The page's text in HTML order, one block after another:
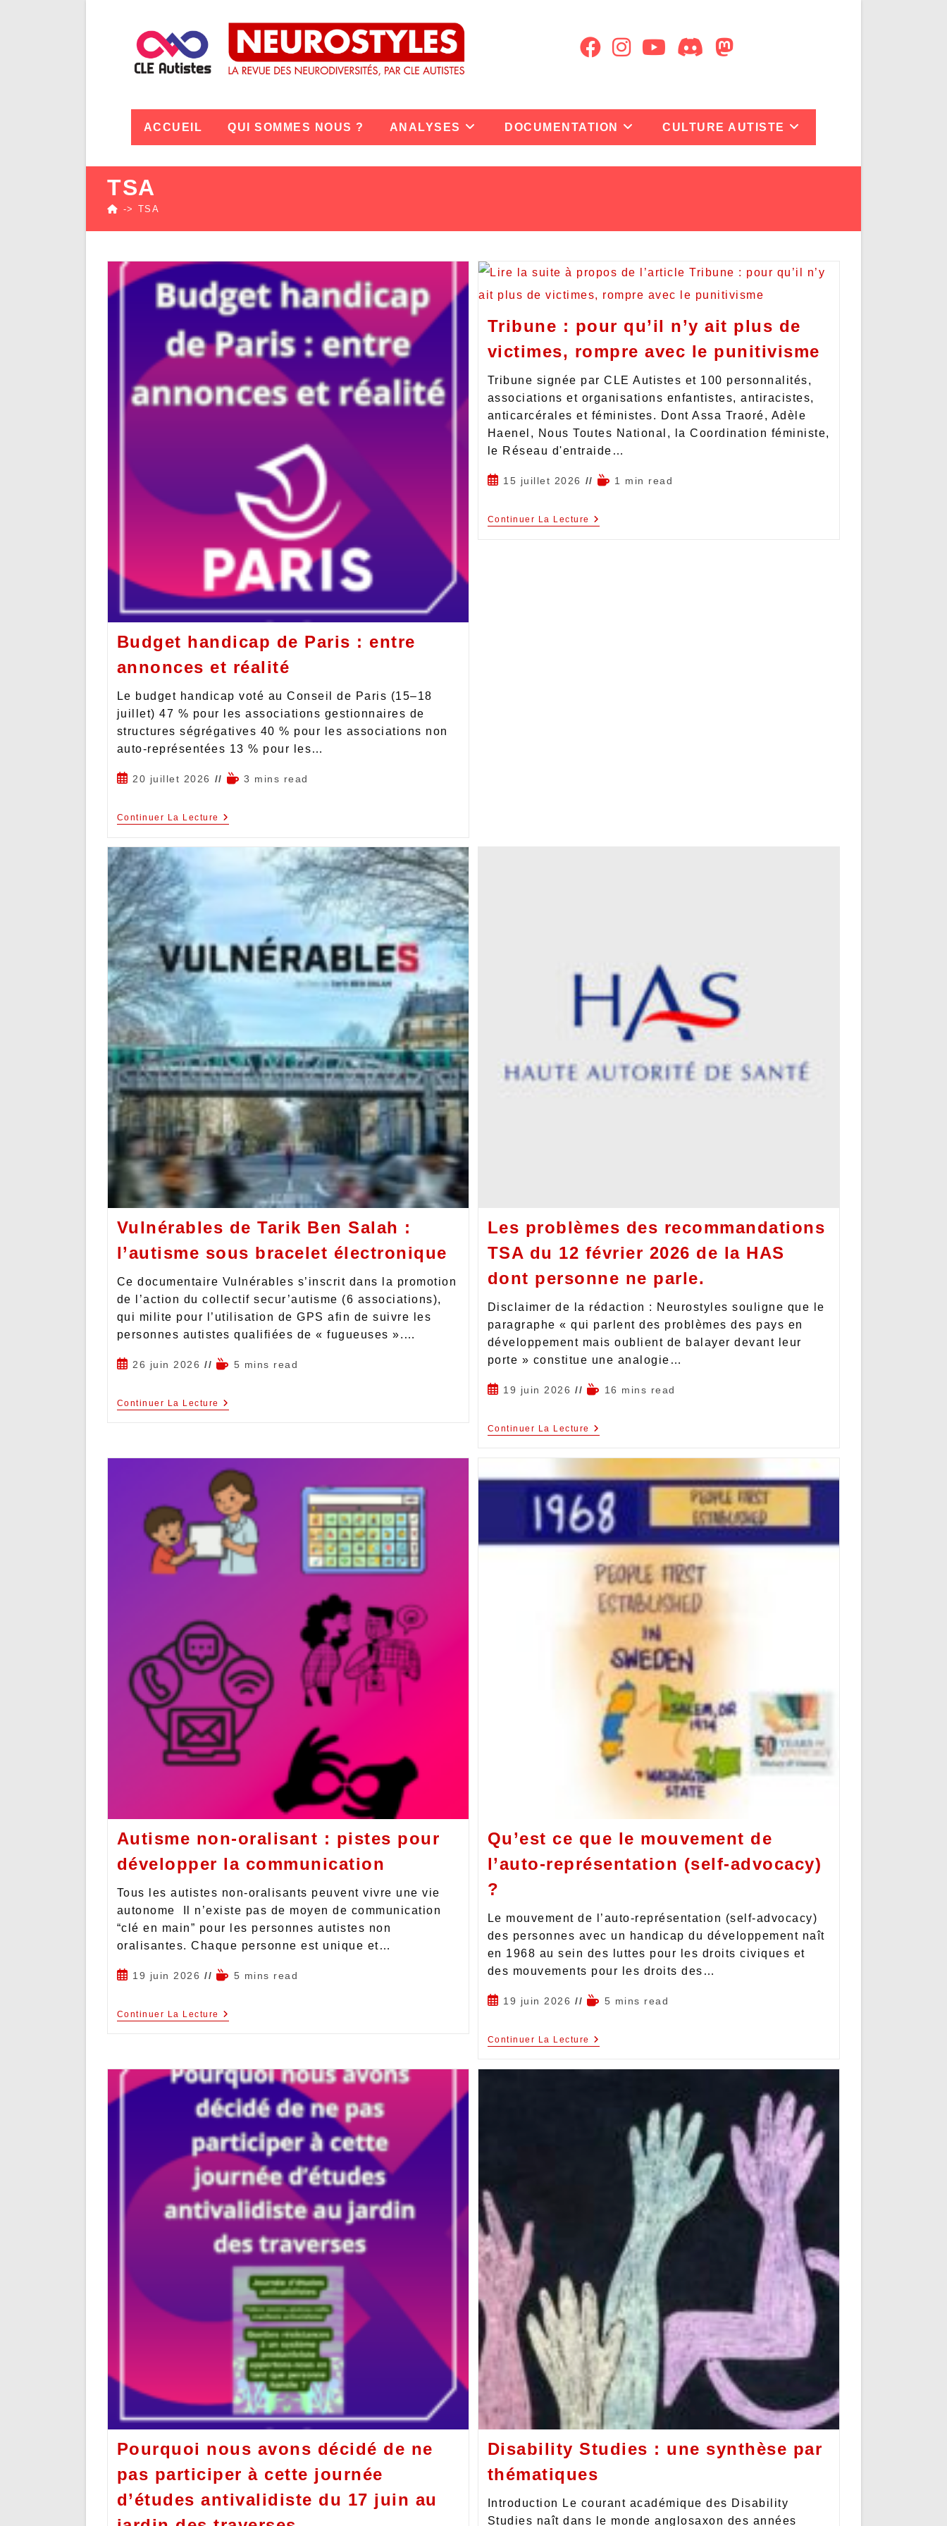
ACCUEIL QUI SOMMES NOUS ? ANALYSES DOCUMENTATION CULTURE AUTISTE
TSA
-> TSA
Budget handicap de Paris : entre
annonces et réalité
Le budget handicap voté au Conseil de Paris (15–18
juillet) 47 % pour les associations gestionnaires de
structures ségrégatives 40 % pour les associations non
auto-représentées 13 % pour les…
20 juillet 2026 3 mins read
Continuer La Lecture
Tribune : pour qu’il n’y ait plus de
victimes, rompre avec le punitivisme
Tribune signée par CLE Autistes et 100 personnalités,
associations et organisations enfantistes, antiracistes,
anticarcérales et féministes. Dont Assa Traoré, Adèle
Haenel, Nous Toutes National, la Coordination féministe,
le Réseau d'entraide…
15 juillet 2026 1 min read
Continuer La Lecture
Vulnérables de Tarik Ben Salah :
l’autisme sous bracelet électronique
Ce documentaire Vulnérables s’inscrit dans la promotion
de l’action du collectif secur’autisme (6 associations),
qui milite pour l’utilisation de GPS afin de suivre les
personnes autistes qualifiées de « fugueuses ».…
26 juin 2026 5 mins read
Continuer La Lecture
Les problèmes des recommandations
TSA du 12 février 2026 de la HAS
dont personne ne parle.
Disclaimer de la rédaction : Neurostyles souligne que le
paragraphe « qui parlent des problèmes des pays en
développement mais oublient de balayer devant leur
porte » constitue une analogie…
19 juin 2026 16 mins read
Continuer La Lecture
Autisme non-oralisant : pistes pour
développer la communication
Tous les autistes non-oralisants peuvent vivre une vie
autonome Il n’existe pas de moyen de communication
“clé en main” pour les personnes autistes non
oralisantes. Chaque personne est unique et…
19 juin 2026 5 mins read
Continuer La Lecture
Qu’est ce que le mouvement de
l’auto-représentation (self-advocacy)
?
Le mouvement de l’auto-représentation (self-advocacy)
des personnes avec un handicap du développement naît
en 1968 au sein des luttes pour les droits civiques et
des mouvements pour les droits des…
19 juin 2026 5 mins read
Continuer La Lecture
Pourquoi nous avons décidé de ne
pas participer à cette journée
d’études antivalidiste du 17 juin au
Disability Studies : une synthèse par
thématiques
Introduction Le courant académique des Disability
Studies naît dans le monde anglosaxon des années